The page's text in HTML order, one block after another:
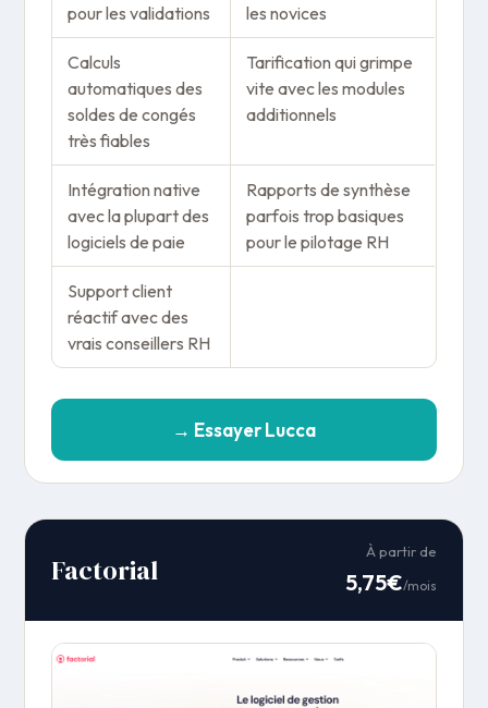
pour les validations
les novices
Calculs
automatiques des
soldes de congés
très fiables
Tarification qui grimpe
vite avec les modules
additionnels
Intégration native
avec la plupart des
logiciels de paie
Rapports de synthèse
parfois trop basiques
pour le pilotage RH
Support client
réactif avec des
vrais conseillers RH
→ Essayer Lucca
Factorial
À partir de
5,75€/mois